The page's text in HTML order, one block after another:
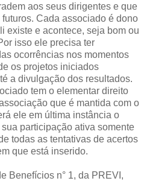
aos seus dirigentes e que
futuros. Cada associado é dono
existe e acontece, seja bom ou
isso ele precisa ter
ocorrências nos momentos
os projetos iniciados
a divulgação dos resultados.
tem o elementar direito
que é mantida com o
ele em última instância o
participação ativa somente
todas as tentativas de acertos
que está inserido.
Benefícios n° 1, da PREVI,